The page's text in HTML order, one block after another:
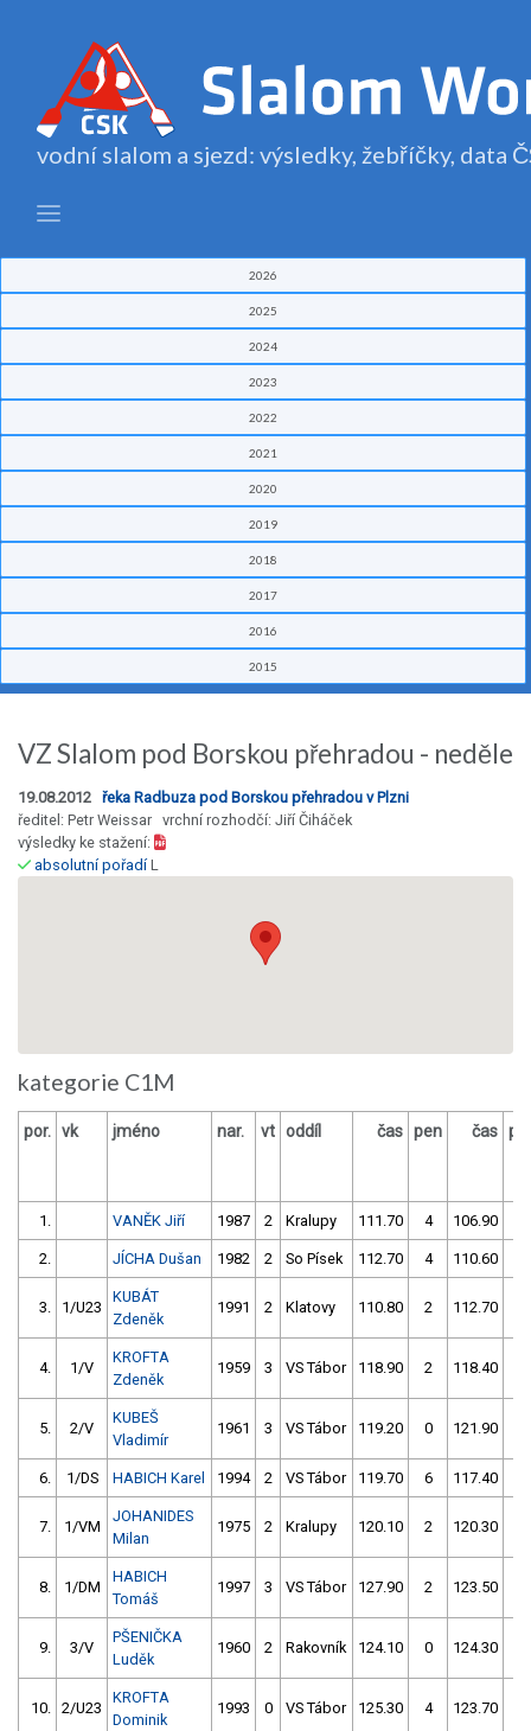
vodní slalom a sjezd: výsledky, žebříčky, data
2026
2025
2024
2023
2022
2021
2020
2019
2018
2017
2016
2015
VZ Slalom pod Borskou přehradou - neděle
19.08.2012 řeka Radbuza pod Borskou přehradou v Plzni
ředitel: Petr Weissar vrchní rozhodčí: Jiří Čiháček
výsledky ke stažení:
absolutní pořadíL
kategorie C1M
por. vk jméno nar. vt oddíl čas pen čas
1. VANĚK Jiří 1987 2 Kralupy 111.70 4 106.90
2. JÍCHA Dušan 1982 2 So Písek 112.70 4 110.60
3. 1/U23
KUBÁT
Zdeněk
1991 2 Klatovy 110.80 2 112.70
4. 1/V
KROFTA
Zdeněk
1959 3 VS Tábor 118.90 2 118.40
5. 2/V
KUBEŠ
Vladimír
1961 3 VS Tábor 119.20 0 121.90
6. 1/DS HABICH Karel 1994 2 VS Tábor 119.70 6 117.40
7. 1/VM
JOHANIDES
Milan
1975 2 Kralupy 120.10 2 120.30
8. 1/DM
HABICH
Tomáš
1997 3 VS Tábor 127.90 2 123.50
9. 3/V
PŠENIČKA
Luděk
1960 2 Rakovník 124.10 0 124.30
10. 2/U23
KROFTA
Dominik
1993 0 VS Tábor 125.30 4 123.70